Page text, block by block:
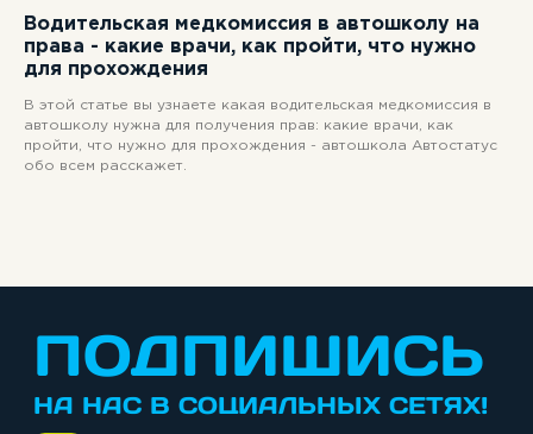
Водительская медкомиссия в автошколу на
права - какие врачи, как пройти, что нужно
для прохождения
В этой статье вы узнаете какая водительская медкомиссия в
автошколу нужна для получения прав: какие врачи, как
пройти, что нужно для прохождения - автошкола Автостатус
обо всем расскажет.